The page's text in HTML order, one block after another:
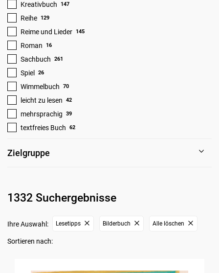
Kreativbuch 147
Reihe 129
Reime und Lieder 145
Roman 16
Sachbuch 261
Spiel 26
Wimmelbuch 70
leicht zu lesen 42
mehrsprachig 39
textfreies Buch 62
Zielgruppe
1332 Suchergebnisse
Ihre Auswahl: Lesetipps Bilderbuch Alle löschen
Sortieren nach: